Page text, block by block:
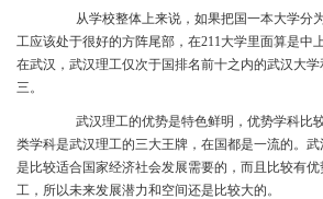
从学校整体上来说，如果把国一本大学分
工应该处于很好的方阵尾部，在211大学里面算是中
在武汉，武汉理工仅次于国排名前十之内的武汉大
三。
武汉理工的优势是特色鲜明，优势学科比
类学科是武汉理工的三大王牌，在国都是一流的。
是比较适合国家经济社会发展需要的，而且比较有
工，所以未来发展潜力和空间还是比较大的。